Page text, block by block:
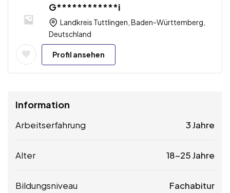
G************i
Landkreis Tuttlingen, Baden-Württemberg,
Deutschland
Profil ansehen
Information
Arbeitserfahrung 3 Jahre
Alter 18-25 Jahre
Bildungsniveau Fachabitur